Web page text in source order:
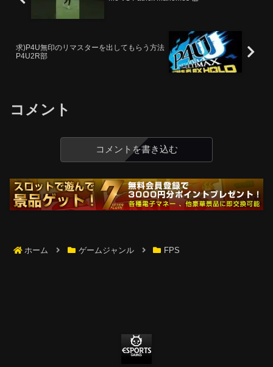
求)P4U無印のリマスターを出してもらう方法
P4U2R部
コメント
コメントを書き込む
ホーム ゲームジャンル FPS